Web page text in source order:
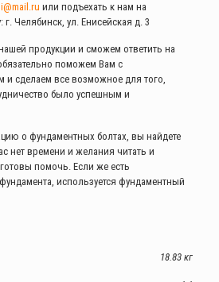
или подъехать к нам на
Челябинск, ул. Енисейская д. 3
продукции и сможем ответить на
поможем Вам с
сделаем все возможное для того,
было успешным и
о фундаментных болтах, вы найдете
нет времени и желания читать и
помочь. Если же есть
используется фундаментный
18.83 кг